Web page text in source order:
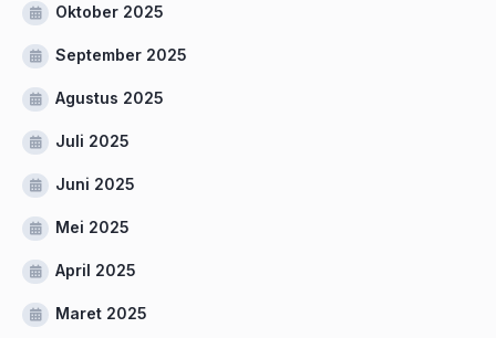
Oktober 2025
September 2025
Agustus 2025
Juli 2025
Juni 2025
Mei 2025
April 2025
Maret 2025